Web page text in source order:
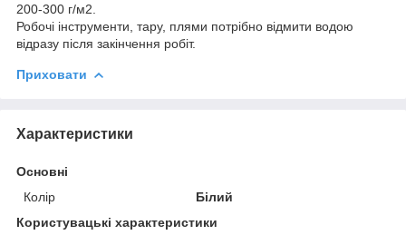
200-300 г/м2.
Робочі інструменти, тару, плями потрібно відмити водою
відразу після закінчення робіт.
Приховати
Характеристики
Основні
Колір
Білий
Користувацькі характеристики